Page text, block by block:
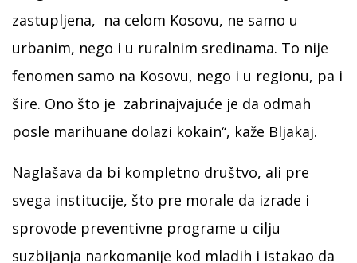
zastupljena, na celom Kosovu, ne samo u
urbanim, nego i u ruralnim sredinama. To nije
fenomen samo na Kosovu, nego i u regionu, pa i
šire. Ono što je zabrinajvajuće je da odmah
posle marihuane dolazi kokain“, kaže Bljakaj.
Naglašava da bi kompletno društvo, ali pre
svega institucije, što pre morale da izrade i
sprovode preventivne programe u cilju
suzbijanja narkomanije kod mladih i istakao da